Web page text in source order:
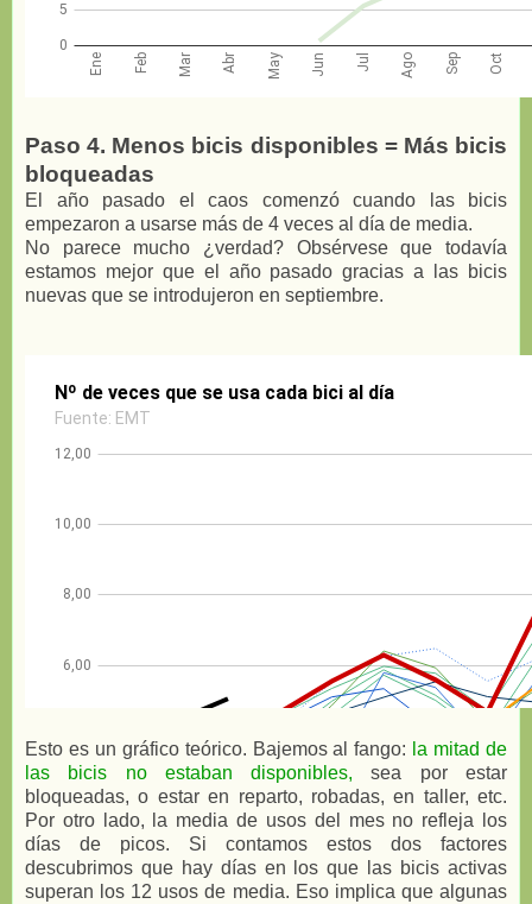
Paso 4. Menos bicis disponibles = Más bicis
bloqueadas
El año pasado el caos comenzó cuando las bicis
empezaron a usarse más de 4 veces al día de media.
No parece mucho ¿verdad? Obsérvese que todavía
estamos mejor que el año pasado gracias a las bicis
nuevas que se introdujeron en septiembre.
Esto es un gráfico teórico. Bajemos al fango: la mitad de
las bicis no estaban disponibles, sea por estar
bloqueadas, o estar en reparto, robadas, en taller, etc.
Por otro lado, la media de usos del mes no refleja los
días de picos. Si contamos estos dos factores
descubrimos que hay días en los que las bicis activas
superan los 12 usos de media. Eso implica que algunas